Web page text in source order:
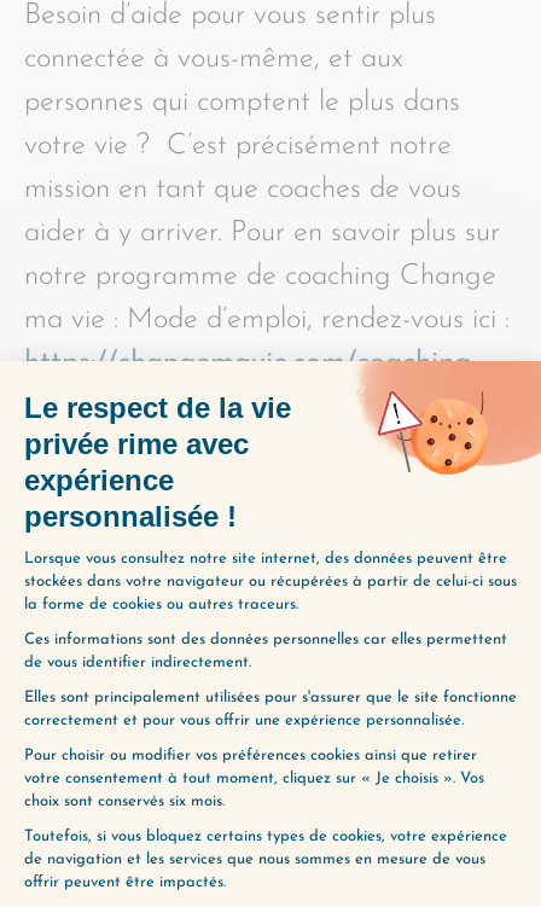
Besoin d’aide pour vous sentir plus
connectée à vous-même, et aux
personnes qui comptent le plus dans
votre vie ? C’est précisément notre
mission en tant que coaches de vous
aider à y arriver. Pour en savoir plus sur
notre programme de coaching Change
ma vie : Mode d’emploi, rendez-vous ici :
https://changemavie.com/coaching
À lire :
The 7 Habits of Highly Effective
Peoplede Stephen R. Covey
PARTAGER L'ÉPISODE
ÉMOTIONNEL (1ÈRE PARTIE)
(155) CONSOMMATEUR OU CRÉATEUR